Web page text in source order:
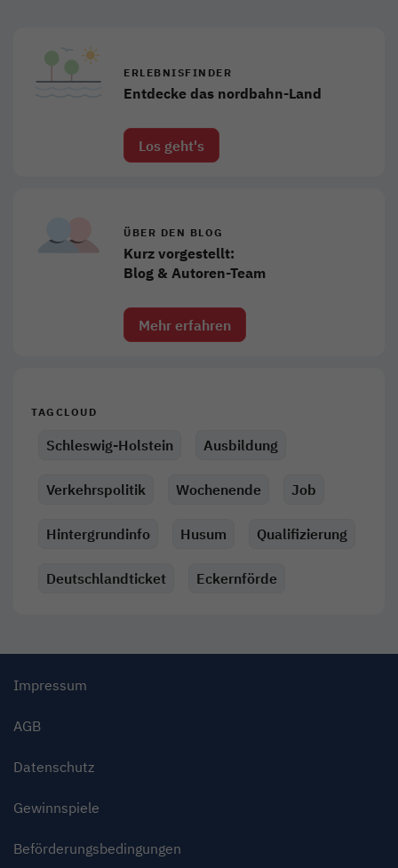
ERLEBNISFINDER
Entdecke das nordbahn-Land
Los geht's
ÜBER DEN BLOG
Kurz vorgestellt:
Blog & Autoren-Team
Mehr erfahren
TAGCLOUD
Schleswig-Holstein Ausbildung
Verkehrspolitik Wochenende Job
Hintergrundinfo Husum Qualifizierung
Deutschlandticket Eckernförde
Impressum
AGB
Datenschutz
Gewinnspiele
Beförderungsbedingungen